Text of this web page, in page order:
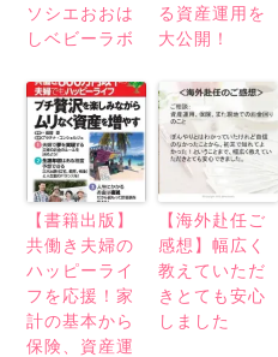
ソシエおおは
しベビーラボ
る資産運用を
大公開！
【書籍出版】
共働き夫婦の
ハッピーライ
フを応援！家
計の基本から
保険、資産運
【海外赴任ご
感想】幅広く
教えていただ
きとても安心
しました